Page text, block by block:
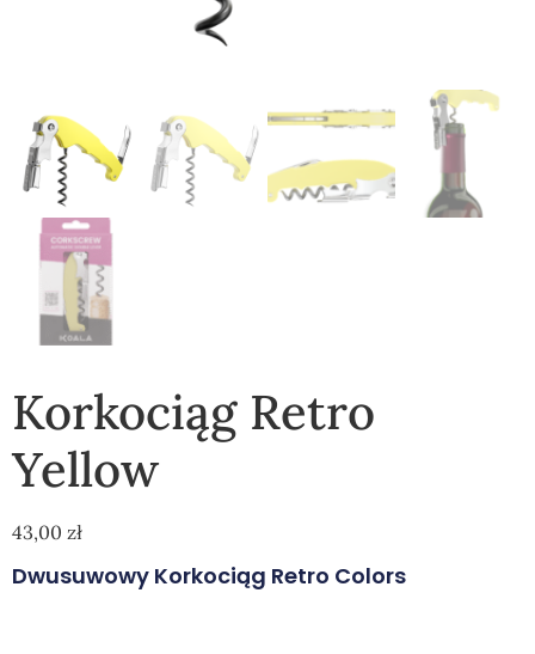
Korkociąg Retro
Yellow
43,00 zł
Dwusuwowy Korkociąg Retro Colors